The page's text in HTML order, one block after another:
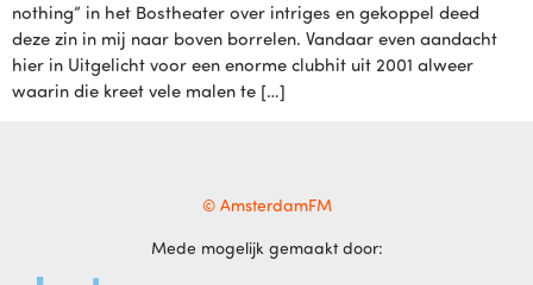
nothing” in het Bostheater over intriges en gekoppel deed
deze zin in mij naar boven borrelen. Vandaar even aandacht
hier in Uitgelicht voor een enorme clubhit uit 2001 alweer
waarin die kreet vele malen te […]
© AmsterdamFM
Mede mogelijk gemaakt door: